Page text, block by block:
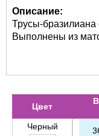
Описание:
Трусы-бразилиана
Выполнены из
Цвет
Черный